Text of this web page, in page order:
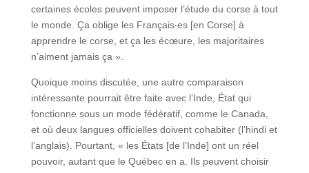
certaines écoles peuvent imposer l’étude du corse à tout
le monde. Ça oblige les Français‧es [en Corse] à
apprendre le corse, et ça les écœure, les majoritaires
n’aiment jamais ça ».
Quoique moins discutée, une autre comparaison
intéressante pourrait être faite avec l’Inde, État qui
fonctionne sous un mode fédératif, comme le Canada,
et où deux langues officielles doivent cohabiter (l’hindi et
l’anglais). Pourtant, « les États [de l’Inde] ont un réel
pouvoir, autant que le Québec en a. Ils peuvent choisir